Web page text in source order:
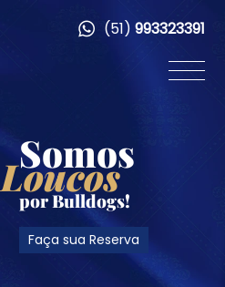
Somos
Loucos
por Bulldogs!
Faça sua Reserva
(51) 993323391